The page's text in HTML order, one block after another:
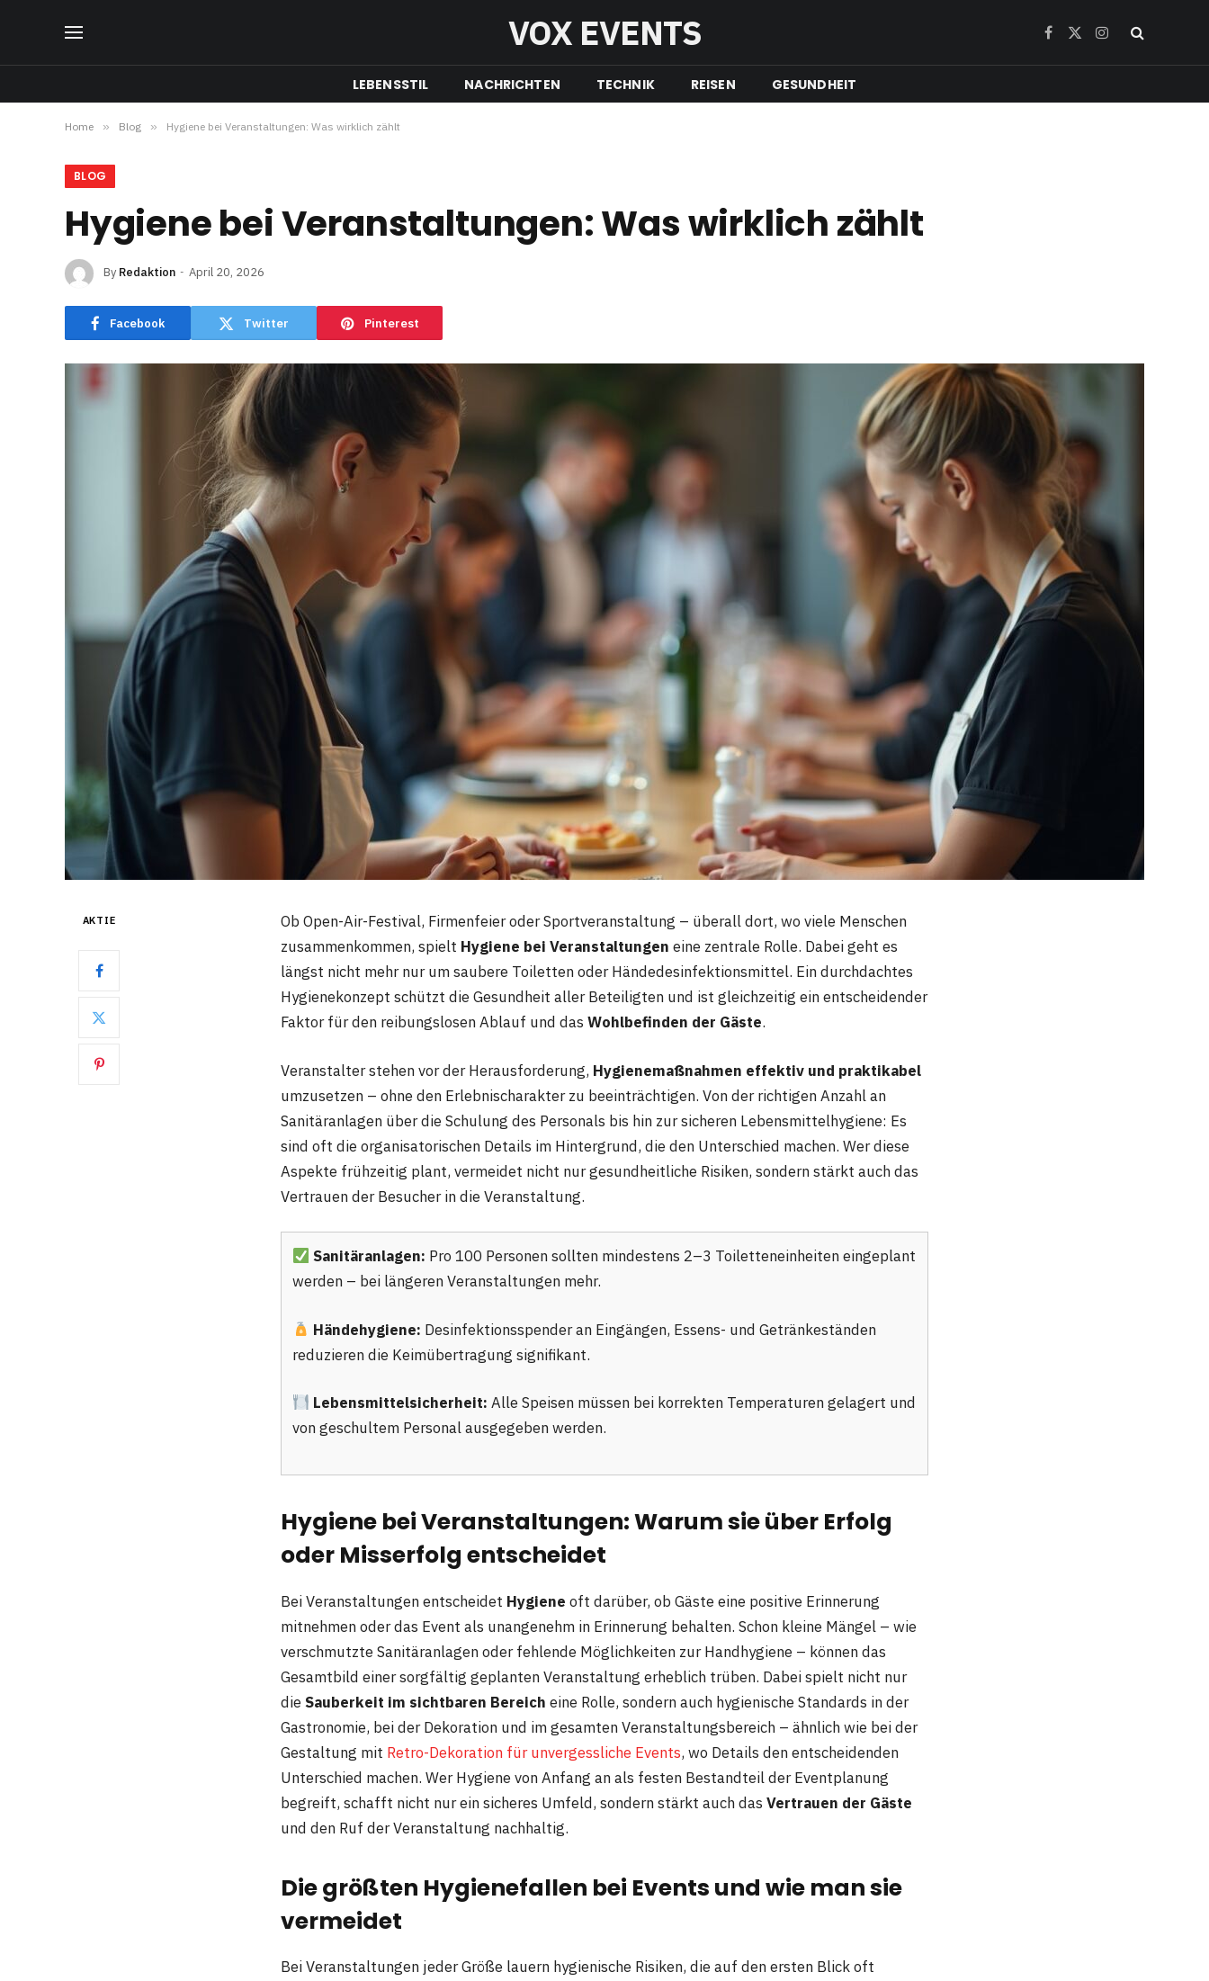
VOX EVENTS Facebook
X
Instagram
LEBENSSTIL NACHRICHTEN TECHNIK REISEN GESUNDHEIT
Home » Blog » Hygiene bei Veranstaltungen: Was wirklich zählt
BLOG
Hygiene bei Veranstaltungen: Was wirklich zählt
By Redaktion April 20, 2026
Facebook Twitter Pinterest
AKTIE
Ob Open-Air-Festival, Firmenfeier oder Sportveranstaltung – überall dort, wo viele Menschen
zusammenkommen, spielt Hygiene bei Veranstaltungen eine zentrale Rolle. Dabei geht es
längst nicht mehr nur um saubere Toiletten oder Händedesinfektionsmittel. Ein durchdachtes
Hygienekonzept schützt die Gesundheit aller Beteiligten und ist gleichzeitig ein entscheidender
Faktor für den reibungslosen Ablauf und das Wohlbefinden der Gäste.
Veranstalter stehen vor der Herausforderung, Hygienemaßnahmen effektiv und praktikabel
umzusetzen – ohne den Erlebnischarakter zu beeinträchtigen. Von der richtigen Anzahl an
Sanitäranlagen über die Schulung des Personals bis hin zur sicheren Lebensmittelhygiene: Es
sind oft die organisatorischen Details im Hintergrund, die den Unterschied machen. Wer diese
Aspekte frühzeitig plant, vermeidet nicht nur gesundheitliche Risiken, sondern stärkt auch das
Vertrauen der Besucher in die Veranstaltung.
Sanitäranlagen: Pro 100 Personen sollten mindestens 2–3 Toiletteneinheiten eingeplant
werden – bei längeren Veranstaltungen mehr.
Händehygiene: Desinfektionsspender an Eingängen, Essens- und Getränkeständen
reduzieren die Keimübertragung signifikant.
Lebensmittelsicherheit: Alle Speisen müssen bei korrekten Temperaturen gelagert und
von geschultem Personal ausgegeben werden.
Hygiene bei Veranstaltungen: Warum sie über Erfolg
oder Misserfolg entscheidet
Bei Veranstaltungen entscheidet Hygiene oft darüber, ob Gäste eine positive Erinnerung
mitnehmen oder das Event als unangenehm in Erinnerung behalten. Schon kleine Mängel – wie
verschmutzte Sanitäranlagen oder fehlende Möglichkeiten zur Handhygiene – können das
Gesamtbild einer sorgfältig geplanten Veranstaltung erheblich trüben. Dabei spielt nicht nur
die Sauberkeit im sichtbaren Bereich eine Rolle, sondern auch hygienische Standards in der
Gastronomie, bei der Dekoration und im gesamten Veranstaltungsbereich – ähnlich wie bei der
Gestaltung mit Retro-Dekoration für unvergessliche Events, wo Details den entscheidenden
Unterschied machen. Wer Hygiene von Anfang an als festen Bestandteil der Eventplanung
begreift, schafft nicht nur ein sicheres Umfeld, sondern stärkt auch das Vertrauen der Gäste
und den Ruf der Veranstaltung nachhaltig.
Die größten Hygienefallen bei Events und wie man sie
vermeidet
Bei Veranstaltungen jeder Größe lauern hygienische Risiken, die auf den ersten Blick oft